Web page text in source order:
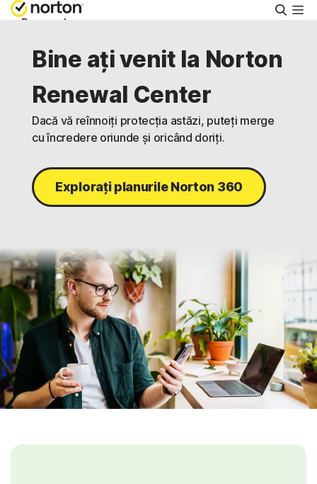
Personal
Întreprinderi mici
Asistență
România
Conectare
Bine ați venit la Norton
Renewal Center
Dacă vă reînnoiți protecția astăzi, puteți merge
cu încredere oriunde și oricând doriți.
Explorați planurile Norton 360